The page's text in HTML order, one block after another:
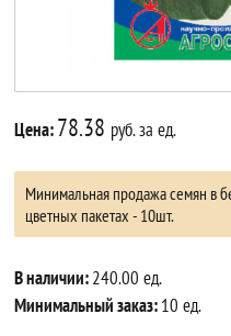
Цена:78.38 руб. за ед.
Минимальная продажа семян в
цветных пакетах - 10шт.
В наличии:240.00 ед.
Минимальный заказ:10 ед.